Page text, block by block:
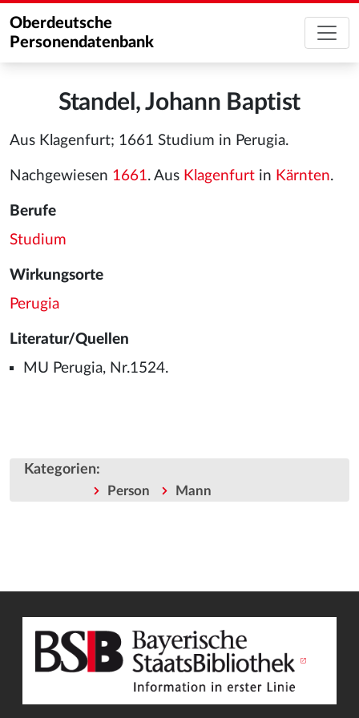
Oberdeutsche
Personendatenbank
Standel, Johann Baptist
Aus Klagenfurt; 1661 Studium in Perugia.
Nachgewiesen 1661. Aus Klagenfurt in Kärnten.
Berufe
Studium
Wirkungsorte
Perugia
Literatur/Quellen
MU Perugia, Nr.1524.
Kategorien:
Person Mann